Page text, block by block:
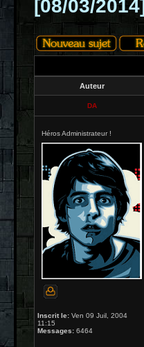
[08/03/
Auteur
DA
Héros Administrateur !
Inscrit le: Ven 09 Juil, 2004
11:15
Messages: 6464